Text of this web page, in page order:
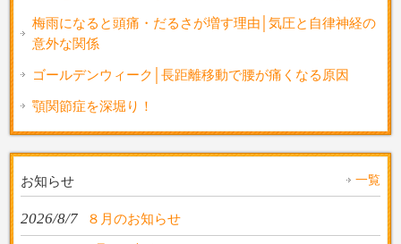
梅雨になると頭痛・だるさが増す理由│気圧と自律神経の
意外な関係
ゴールデンウィーク│長距離移動で腰が痛くなる原因
顎関節症を深堀り！
お知らせ 一覧
2026/8/7 ８月のお知らせ